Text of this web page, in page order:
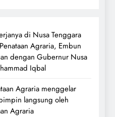
di Nusa Tenggara
Agraria, Embun
dengan Gubernur Nusa
Iqbal
Agraria menggelar
langsung oleh
Agraria